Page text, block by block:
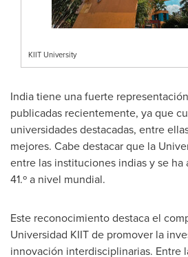
KIIT University
Indiatiene una fuerte
publicadas recientemente, ya que
universidades destacadas, entre
mejores. Cabe destacar que la
entre las instituciones indias y se ha
41.º a nivel mundial.
Este reconocimiento destaca el
Universidad KIIT de promover la
innovación interdisciplinarias. Entre